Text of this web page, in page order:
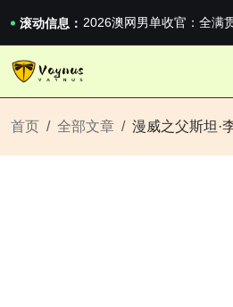
滚动信息： 2026澳网男单收官：全满
《巅峰守卫 Highguard》
iPhone 16e 发布，苹果你
iPhone 16e 发布，苹果你
首页 全部文章 漫威之父斯坦·